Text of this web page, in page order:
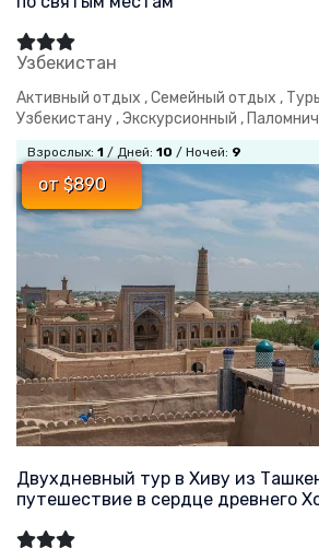
Узбекистан
Активный отдых ,Семейный отдых ,
Узбекистану ,Экскурсионный ,
Взрослых: 1 / Дней: 10 / Ночей: 9
от $890
Двухдневный тур в Хиву из
путешествие в сердце древнего